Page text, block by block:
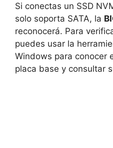
Si conectas un SSD
solo soporta SATA, la
reconocerá. Para
puedes usar la
Windows para conocer
placa base y consultar